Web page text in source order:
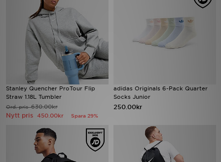
Stanley Quencher ProTour Flip
Straw 1.18L Tumbler
Ord. pris630.00kr
Nytt pris 450.00kr Spara 29%
adidas Originals 6-Pack Quarter
Socks Junior
250.00kr